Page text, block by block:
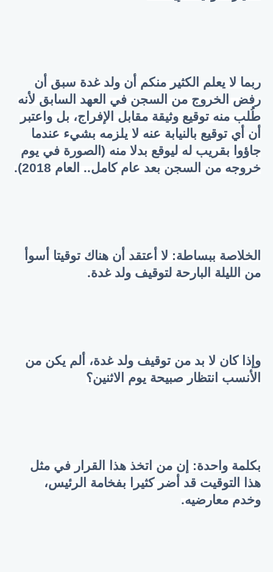
ربما لا يعلم الكثير منكم أن ولد غدة سبق أن
رفض الخروج من السجن في العهد السابق لأنه
طُلب منه توقيع وثيقة مقابل الإفراج، بل واعتبر
أن أي توقيع بالنيابة عنه لا يلزمه بشيء عندما
جاؤوا بقريب له ليوقع بدلا منه (الصورة في يوم
خروجه من السجن بعد عام كامل.. العام 2018).
الخلاصة ببساطة: لا أعتقد أن هناك توقيتا أسوأ
من الليلة البارحة لتوقيف ولد غدة.
وإذا كان لا بد من توقيف ولد غدة، ألم يكن من
الأنسب انتظار صبيحة يوم الاثنين؟
بكلمة واحدة: إن من اتخذ هذا القرار في مثل
هذا التوقيت قد أضر كثيرا بفخامة الرئيس،
وخدم معارضيه.